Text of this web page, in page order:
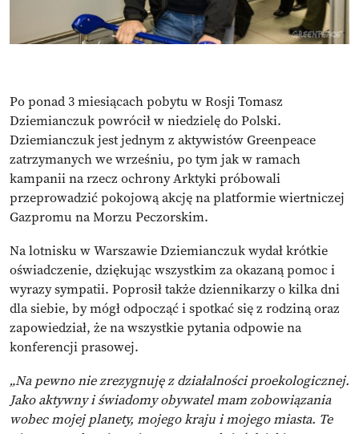
Po ponad 3 miesiącach pobytu w Rosji Tomasz
Dziemianczuk powrócił w niedzielę do Polski.
Dziemianczuk jest jednym z aktywistów Greenpeace
zatrzymanych we wrześniu, po tym jak w ramach
kampanii na rzecz ochrony Arktyki próbowali
przeprowadzić pokojową akcję na platformie wiertniczej
Gazpromu na Morzu Peczorskim.
Na lotnisku w Warszawie Dziemianczuk wydał krótkie
oświadczenie, dziękując wszystkim za okazaną pomoc i
wyrazy sympatii. Poprosił także dziennikarzy o kilka dni
dla siebie, by mógł odpocząć i spotkać się z rodziną oraz
zapowiedział, że na wszystkie pytania odpowie na
konferencji prasowej.
„Na pewno nie zrezygnuję z działalności proekologicznej.
Jako aktywny i świadomy obywatel mam zobowiązania
wobec mojej planety, mojego kraju i mojego miasta. Te